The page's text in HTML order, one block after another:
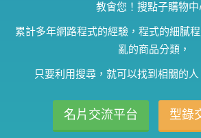
教會您！搜點子購物中
累計多年網路程式的經驗，程式的細膩
亂的商品分類，
只要利用搜尋，就可以找到相關的人
名片交流平台 型錄